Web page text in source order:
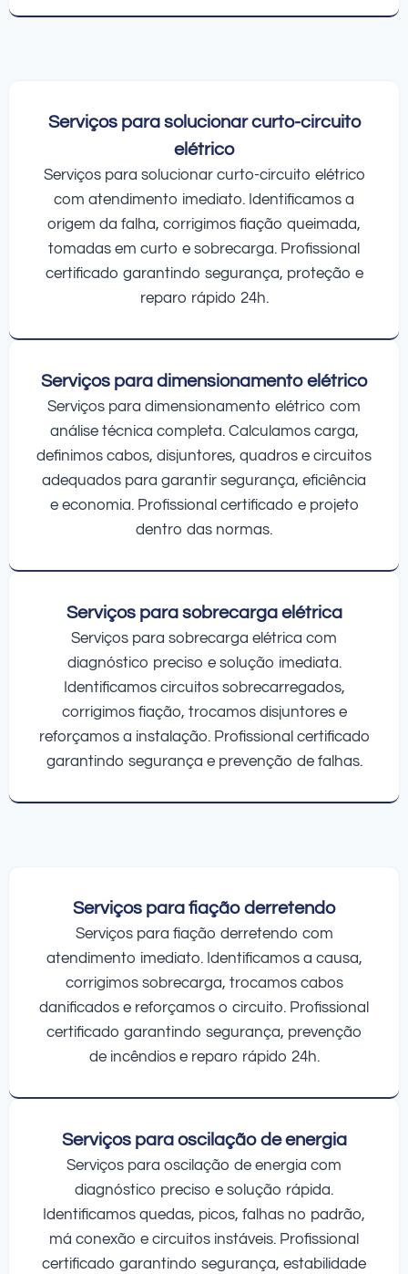
Serviços para solucionar curto-circuito
elétrico
Serviços para solucionar curto-circuito elétrico
com atendimento imediato. Identificamos a
origem da falha, corrigimos fiação queimada,
tomadas em curto e sobrecarga. Profissional
certificado garantindo segurança, proteção e
reparo rápido 24h.
Serviços para dimensionamento elétrico
Serviços para dimensionamento elétrico com
análise técnica completa. Calculamos carga,
definimos cabos, disjuntores, quadros e circuitos
adequados para garantir segurança, eficiência
e economia. Profissional certificado e projeto
dentro das normas.
Serviços para sobrecarga elétrica
Serviços para sobrecarga elétrica com
diagnóstico preciso e solução imediata.
Identificamos circuitos sobrecarregados,
corrigimos fiação, trocamos disjuntores e
reforçamos a instalação. Profissional certificado
garantindo segurança e prevenção de falhas.
Serviços para fiação derretendo
Serviços para fiação derretendo com
atendimento imediato. Identificamos a causa,
corrigimos sobrecarga, trocamos cabos
danificados e reforçamos o circuito. Profissional
certificado garantindo segurança, prevenção
de incêndios e reparo rápido 24h.
Serviços para oscilação de energia
Serviços para oscilação de energia com
diagnóstico preciso e solução rápida.
Identificamos quedas, picos, falhas no padrão,
má conexão e circuitos instáveis. Profissional
certificado garantindo segurança, estabilidade